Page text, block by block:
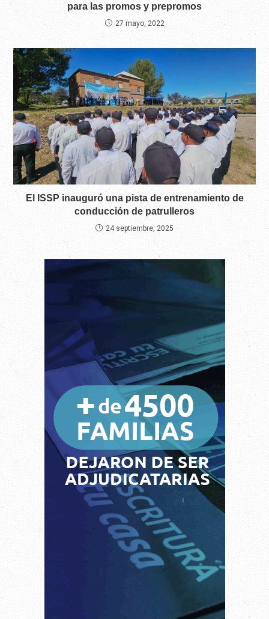
para las promos y prepromos
27 mayo, 2022
El ISSP inauguró una pista de entrenamiento de
conducción de patrulleros
24 septiembre, 2025